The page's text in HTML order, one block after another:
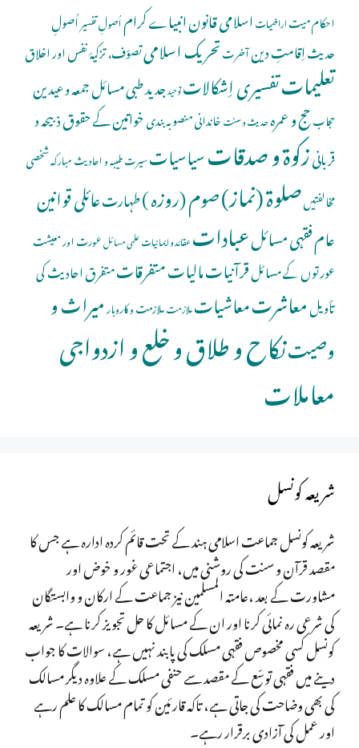
احکام میتاراضیاتاسلامی قانونانبیاے کراماُصولِ تفسیراُصولِ
حدیثاِقامتِ دینآخرتتحریک اسلامیتصوّف، تزکیۂ نفس اور اخلاق
تعلیماتتفسیری اِشکالاتتوحیدجدید طبی مسائلجمعہ و عیدین
حجابحج و عمرہحدیث و سنتخاندانی منصوبہ بندیخواتین کے حقوقذبیحہ و
قربانیزکوۃ و صدقاتسیاسیاتسیرت طیبہ و احادیث مبارکہشخصی
مخالفتیںصلوة (نماز)صوم (روزہ )طہارتعائلی قوانین
عام فقہی مسائلعباداتعقائد و ایمانیاتعلمی مسائلعورت اور معیشت
عورتوں کے مسائلقرآنیاتمالیاتمتفرقاتمتفرق احادیث کی
تأویلمعاشرتمعاشیاتملازمتملازمت و کاروبارمیراث و
وصیتنکاح و طلاق و خلع و ازدواجی
معاملات
شریعہ کونسل
شریعہ کونسل جماعت اسلامی ہند کے تحت قائم کردہ ادارہ ہے جس کا
مقصد قرآن و سنت کی روشنی میں، اجتماعی غور و خوض اور
مشاورت کے بعد ،عامتہ المسلمین نیز جماعت کے ارکان و وابستگان
کی شرعی رہ نمائی کرنا اور ان کے مسائل کا حل تجویز کرنا ہے۔ شریعہ
کونسل کسی مخصوص فقہی مسلک کی پابند نہیں ہے، سوالات کا جواب
دینے میں فقہی توسّع کے مقصد سے حنفی مسلک کے علاوہ دیگر مسالک
کی بھی وضاحت کی جاتی ہے، تاکہ قارئین کو تمام مسالک کا علم رہے
اور عمل کی آزادی برقرار رہے۔